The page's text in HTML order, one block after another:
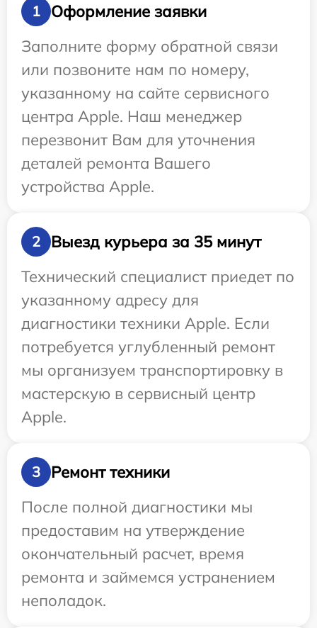
1
Оформление заявки
Заполните форму обратной связи
или позвоните нам по номеру,
указанному на сайте сервисного
центра Apple. Наш менеджер
перезвонит Вам для уточнения
деталей ремонта Вашего
устройства Apple.
2
Выезд курьера за 35 минут
Технический специалист приедет по
указанному адресу для
диагностики техники Apple. Если
потребуется углубленный ремонт
мы организуем транспортировку в
мастерскую в сервисный центр
Apple.
3
Ремонт техники
После полной диагностики мы
предоставим на утверждение
окончательный расчет, время
ремонта и займемся устранением
неполадок.